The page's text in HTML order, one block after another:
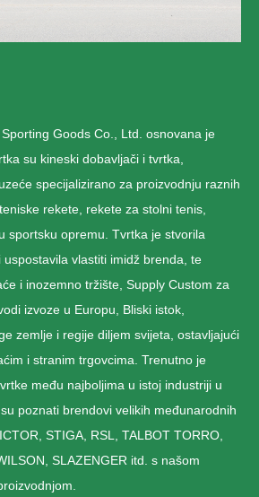
Goods Co., Ltd. osnovana je
su kineski dobavljači i tvrtka,
specijalizirano za proizvodnju raznih
rekete, rekete za stolni tenis,
sportsku opremu. Tvrtka je stvorila
vlastiti imidž brenda, te
i inozemno tržište, Supply Custom za
izvoze u Europu, Bliski istok,
zemlje i regije diljem svijeta, ostavljajući
i stranim trgovcima. Trenutno je
među najboljima u istoj industriji u
poznati brendovi velikih međunarodnih
STIGA, RSL, TALBOT TORRO,
SLAZENGER itd. s našom